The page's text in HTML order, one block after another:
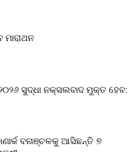
ସୁଦ୍ଧା ନକ୍ସଲବାଦ ମୁକ୍ତ ହେବ:
ବନାଞ୍ଚଳକୁ ଆସିଛନ୍ତି ୭